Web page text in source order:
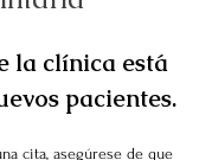
la clínica está
pacientes.
cita, asegúrese de que